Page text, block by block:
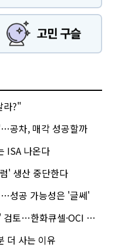
라?"
공차, 매각 성공할까
ISA 나온다
' 생산 중단한다
성공 가능성은 '글쎄'
한화큐셀·OCI 영향은?
더 사는 이유